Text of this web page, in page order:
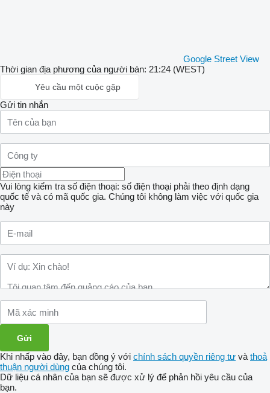
Google Street View
Thời gian địa phương của người bán: 21:24 (WEST)
Yêu cầu một cuộc gặp
Gửi tin nhắn
Vui lòng kiểm tra số điện thoại: số điện thoại phải theo định dạng
quốc tế và có mã quốc gia. Chúng tôi không làm việc với quốc gia
này
Khi nhấp vào đây, bạn đồng ý với chính sách quyền riêng tư và thoả
thuận người dùng của chúng tôi.
Dữ liệu cá nhân của bạn sẽ được xử lý để phản hồi yêu cầu của
bạn.